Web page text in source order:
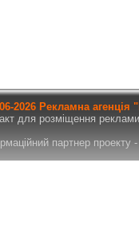
2026 Рекламна
для розміщення
партнер проекту